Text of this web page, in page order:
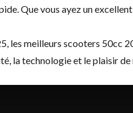
Que vous ayez un excellent
, les meilleurs scooters 50cc
la technologie et le plaisir